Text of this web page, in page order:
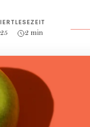
LESEZEIT
2 min